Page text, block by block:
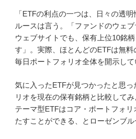
「ETFの利点の一つは、日々の透
ルースは言う。「ファンドのウェ
ウェブサイトでも、保有上位10銘
す」。実際、ほとんどのETFは無
毎日ポートフォリオ全体を開示して
気に入ったETFが見つかったと思
リオを現在の保有銘柄と比較してみ
テーマ型ETFはコア・ポートフォ
たすことができる、とローゼンブル